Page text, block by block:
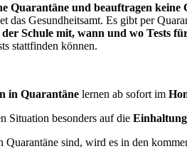
Quarantäne und beauftragen keine
das Gesundheitsamt. Es gibt per
Schule mit, wann und wo Tests
stattfinden können.
in Quarantäne lernen ab sofort im
Situation besonders auf die Einhaltung
sind, wird es in den